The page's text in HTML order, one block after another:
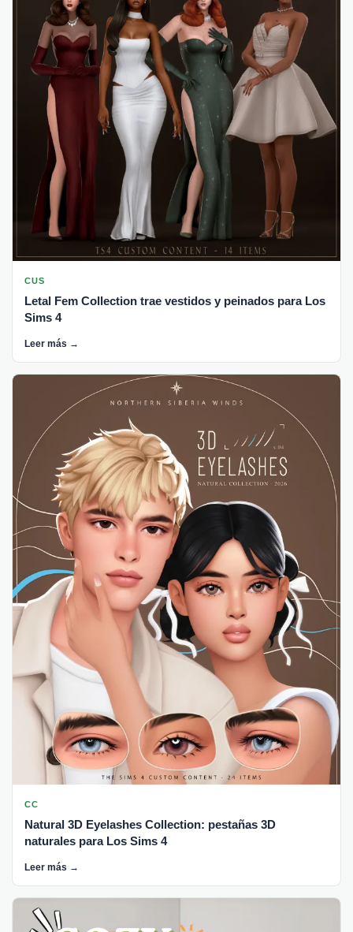
CUS
Letal Fem Collection trae vestidos y peinados para Los
Sims 4
Leer más →
CC
Natural 3D Eyelashes Collection: pestañas 3D
naturales para Los Sims 4
Leer más →